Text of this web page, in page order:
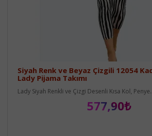
Siyah Renk ve Beyaz Çizgili 12054
Lady Pijama Takımı
Lady Siyah Renkli ve Çizgi Desenli Kısa Kol, Penye..
577,90₺